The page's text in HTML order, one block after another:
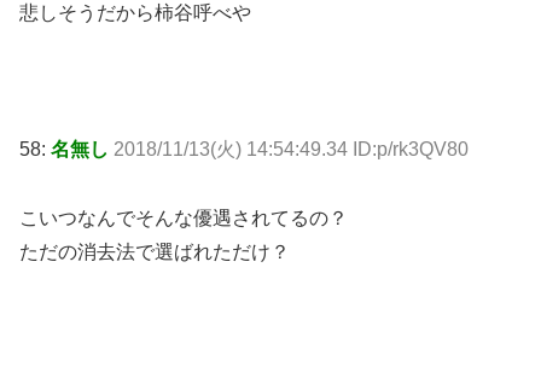
悲しそうだから柿谷呼べや
58: 名無し 2018/11/13(火) 14:54:49.34 ID:p/rk3QV80
こいつなんでそんな優遇されてるの？
ただの消去法で選ばれただけ？